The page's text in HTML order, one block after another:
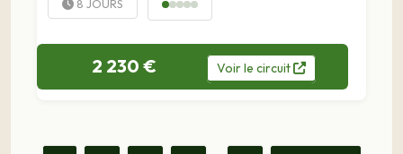
8 JOURS
2 230 € Voirle circuit